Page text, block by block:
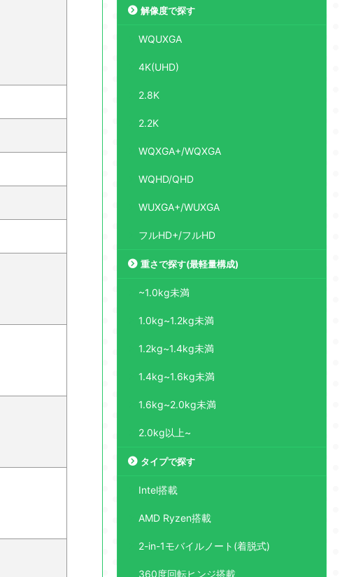
解像度で探す
WQUXGA
4K(UHD)
2.8K
2.2K
WQXGA+/WQXGA
WQHD/QHD
WUXGA+/WUXGA
フルHD+/フルHD
重さで探す(最軽量構成)
~1.0kg未満
1.0kg~1.2kg未満
1.2kg~1.4kg未満
1.4kg~1.6kg未満
1.6kg~2.0kg未満
2.0kg以上~
タイプで探す
Intel搭載
AMD Ryzen搭載
2-in-1モバイルノート(着脱式)
360度回転ヒンジ搭載